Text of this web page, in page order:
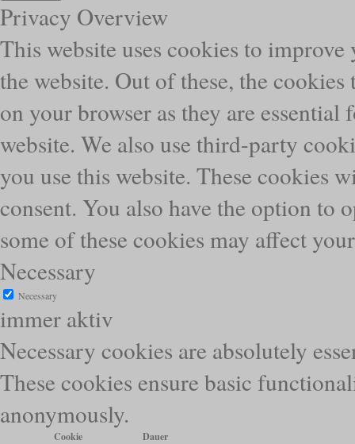
Privacy Overview
This website uses cookies to
the website. Out of these, the cookies
on your browser as they are
website. We also use third-party
you use this website. These cookies
consent. You also have the option
some of these cookies may affect
Necessary
Necessary
immer aktiv
Necessary cookies are absolutely
These cookies ensure basic
anonymously.
Cookie Dauer